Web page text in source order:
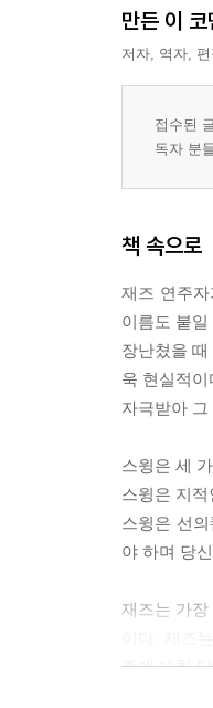
만든 이 코
저자, 역자,
접수된
독자 분
책 속으로
재즈 연주
이름도 붙
장난쳤을
욱 현실적
자극받아
스윙은 세
스윙은 지
스윙은 선
야 하며 당
재즈는 가
주에 대한